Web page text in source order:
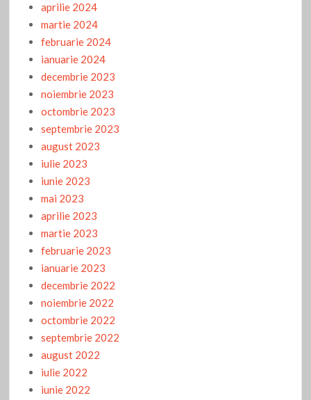
aprilie 2024
martie 2024
februarie 2024
ianuarie 2024
decembrie 2023
noiembrie 2023
octombrie 2023
septembrie 2023
august 2023
iulie 2023
iunie 2023
mai 2023
aprilie 2023
martie 2023
februarie 2023
ianuarie 2023
decembrie 2022
noiembrie 2022
octombrie 2022
septembrie 2022
august 2022
iulie 2022
iunie 2022